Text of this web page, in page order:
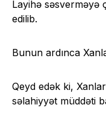
Layihə səsverməyə
edilib.
Bunun ardınca
Qeyd edək ki,
səlahiyyət müddəti